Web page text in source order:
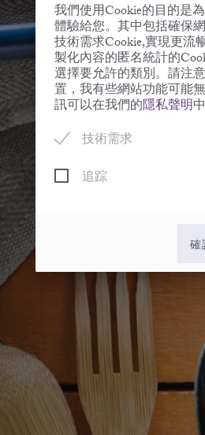
我們使用Cookie的目的是
體驗給您。其中包括確保
技術需求Cookie,實現更流
製化內容的匿名統計的
選擇要允許的類別。請注
置，我有些網站功能可能
訊可以在我們的隱私聲明
技術需求
追踪
確